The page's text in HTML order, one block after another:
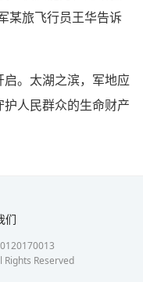
某旅飞行员王华告诉
。太湖之滨，军地应
人民群众的生命财产
们
Reserved